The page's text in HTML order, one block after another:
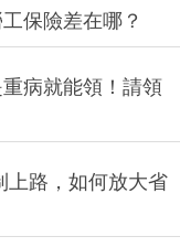
保險差在哪？
病就能領！請領
上路，如何放大省